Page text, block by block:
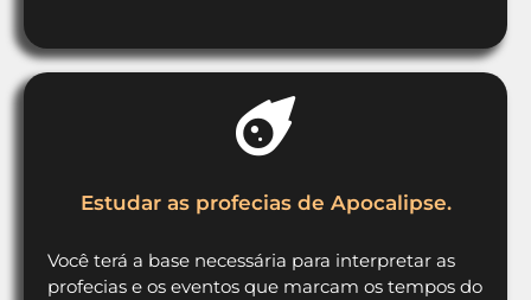
Estudar as profecias de Apocalipse.
Você terá a base necessária para interpretar as
profecias e os eventos que marcam os tempos do